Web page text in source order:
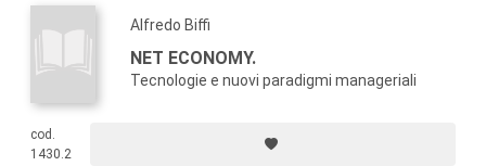
Alfredo Biffi
NET ECONOMY.
Tecnologie e nuovi paradigmi manageriali
cod.
1430.2